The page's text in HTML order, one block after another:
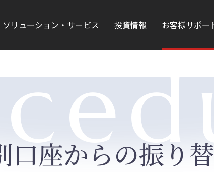
ソリューション・サービス 投資情報 お客様サポー
口座からの振り